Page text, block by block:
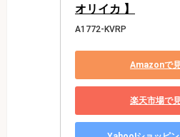
オリイカ 】
A1772-KVRP
Amazonで
楽天市場で